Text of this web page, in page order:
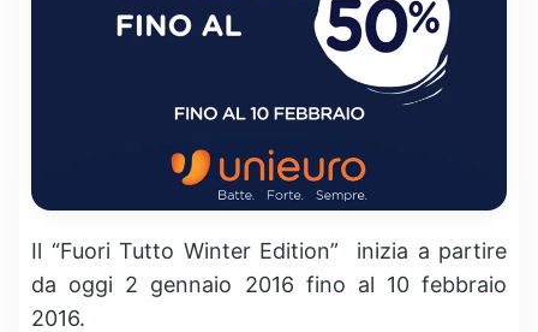
Il “Fuori Tutto Winter Edition” inizia a partire
da oggi 2 gennaio 2016 fino al 10 febbraio
2016.